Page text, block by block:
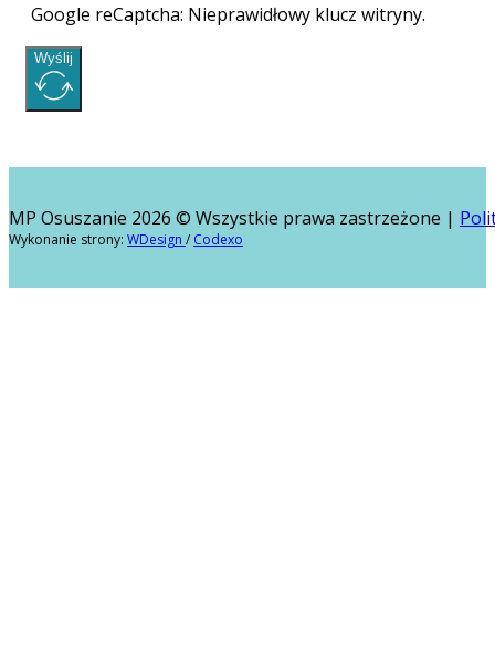
Google reCaptcha: Nieprawidłowy klucz witryny.
Wyślij
MP Osuszanie 2026 © Wszystkie prawa zastrzeżone |
Wykonanie strony: WDesign / Codexo